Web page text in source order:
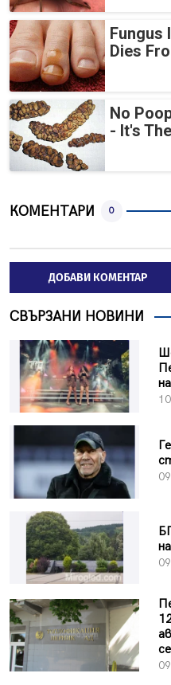
Fungus
Dies
No
- It's
КОМЕНТАРИ 0
ДОБАВИ КОМЕНТАР
СВЪРЗАНИ НОВИНИ